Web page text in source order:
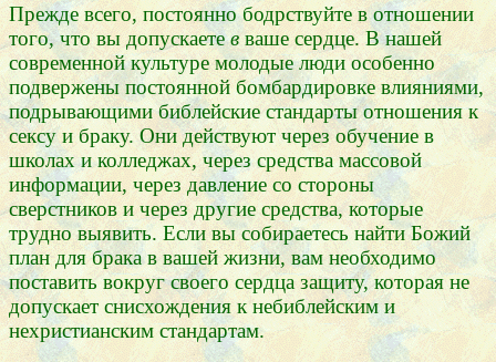
Прежде всего, постоянно бодрствуйте в отношении
того, что вы допускаетев ваше сердце. В нашей
современной культуре молодые люди особенно
подвержены постоянной бомбардировке влияниями,
подрывающими библейские стандарты отношения к
сексу и браку. Они действуют через обучение в
школах и колледжах, через средства массовой
информации, через давление со стороны
сверстников и через другие средства, которые
трудно выявить. Если вы собираетесь найти Божий
план для брака в вашей жизни, вам необходимо
поставить вокруг своего сердца защиту, которая не
допускает снисхождения к небиблейским и
нехристианским стандартам.